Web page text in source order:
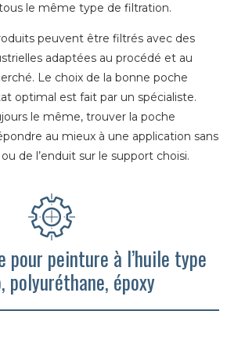
le même type de filtration.
peuvent être filtrés avec des
adaptées au procédé et au
Le choix de la bonne poche
optimal est fait par un spécialiste.
le même, trouver la poche
au mieux à une application sans
de l’enduit sur le support choisi.
pour peinture à l’huile type
polyuréthane, époxy